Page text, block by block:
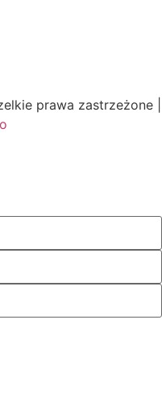
prawa zastrzeżone |